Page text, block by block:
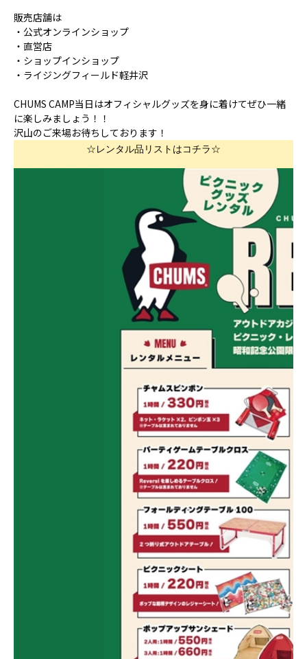
販売店舗は
・公式オンラインショップ
・直営店
・ショップインショップ
・ライジングフィールド軽井沢
CHUMS CAMP当日はオフィシャルグッズを身に着けてぜひ一緒
に楽しみましょう！！
沢山のご来場お待ちしております！
☆レンタル品リストはコチラ☆